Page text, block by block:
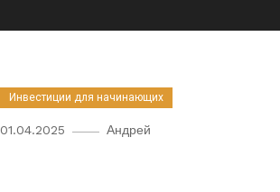
Инвестиции для начинающих
01.04.2025 Андрей